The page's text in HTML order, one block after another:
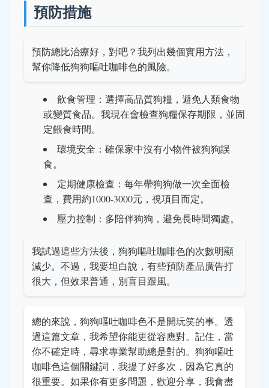
預防措施
預防總比治療好，對吧？我列出幾個實用方法，
幫你降低狗狗嘔吐咖啡色的風險。
飲食管理：選擇高品質狗糧，避免人類食物
或變質食品。我現在會檢查狗糧保存期限，並固
定餵食時間。
環境安全：確保家中沒有小物件被狗狗誤
食。
定期健康檢查：每年帶狗狗做一次全面檢
查，費用約1000-3000元，視項目而定。
壓力控制：多陪伴狗狗，避免長時間獨處。
我試過這些方法後，狗狗嘔吐咖啡色的次數明顯
減少。不過，我要坦白說，有些預防產品廣告打
很大，但效果普通，別盲目跟風。
總的來說，狗狗嘔吐咖啡色不是開玩笑的事。透
過這篇文章，我希望你能更從容應對。記住，當
你不確定時，尋求專業幫助總是對的。狗狗嘔吐
咖啡色這個關鍵詞，我提了好多次，因為它真的
很重要。如果你有更多問題，歡迎分享，我會盡